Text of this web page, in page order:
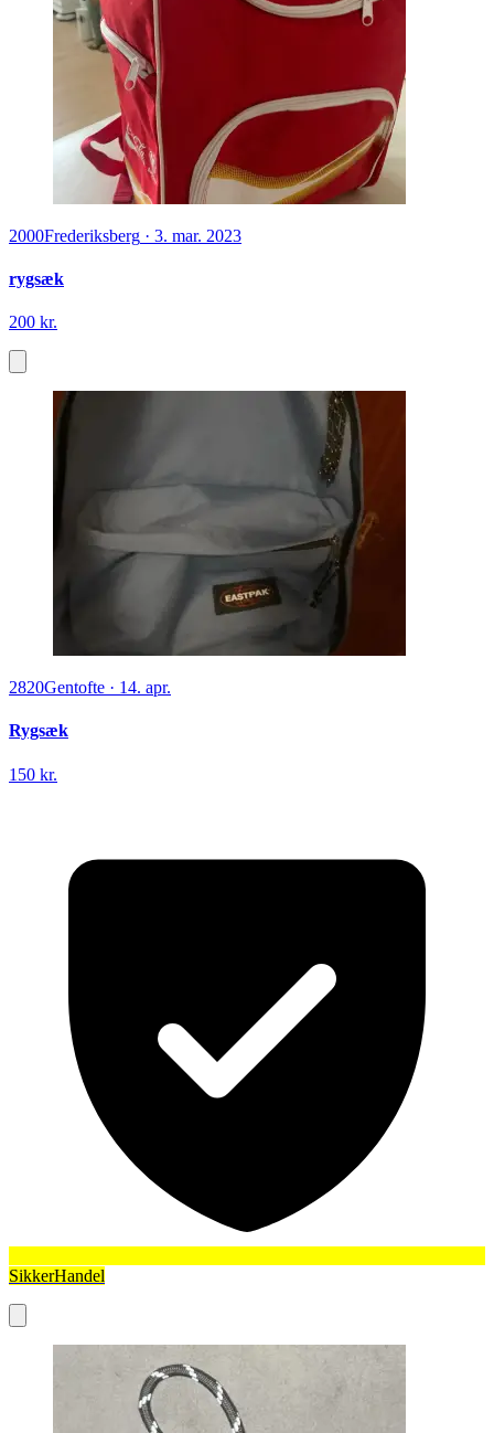
2000Frederiksberg · 3. mar. 2023
rygsæk
200 kr.
2820Gentofte · 14. apr.
Rygsæk
150 kr.
SikkerHandel